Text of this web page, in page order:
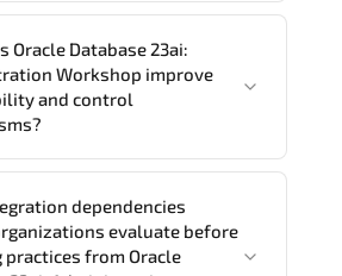
supports risk-aware planning.
standardization.
alignment. and sustainable
Oracle Database 23ai:
Workshop improve
and control
strengthens structured risk
mitigation planning.
dependencies
evaluate before
from Oracle